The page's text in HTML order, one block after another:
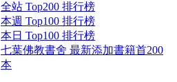
全站 Top200 排行榜
本週 Top100 排行榜
本日 Top100 排行榜
七葉佛教書舍 最新添加書籍首200
本